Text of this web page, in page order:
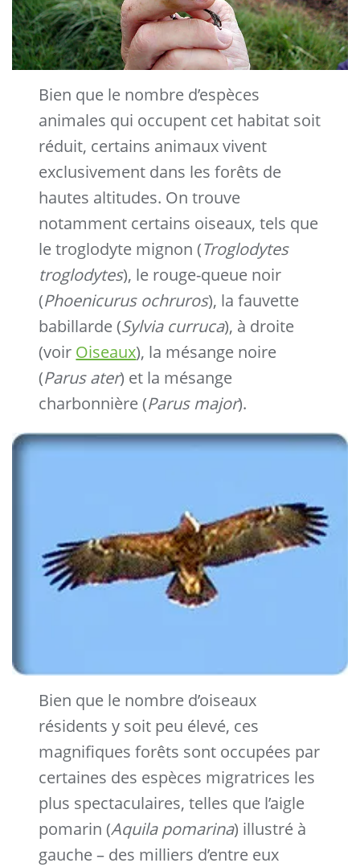
Bien que le nombre d’espèces
animales qui occupent cet habitat soit
réduit, certains animaux vivent
exclusivement dans les forêts de
hautes altitudes. On trouve
notamment certains oiseaux, tels que
le troglodyte mignon (Troglodytes
troglodytes), le rouge-queue noir
(Phoenicurus ochruros), la fauvette
babillarde (Sylvia curruca), à droite
(voir Oiseaux), la mésange noire
(Parus ater) et la mésange
charbonnière (Parus major).
Bien que le nombre d’oiseaux
résidents y soit peu élevé, ces
magnifiques forêts sont occupées par
certaines des espèces migratrices les
plus spectaculaires, telles que l’aigle
pomarin (Aquila pomarina) illustré à
gauche – des milliers d’entre eux